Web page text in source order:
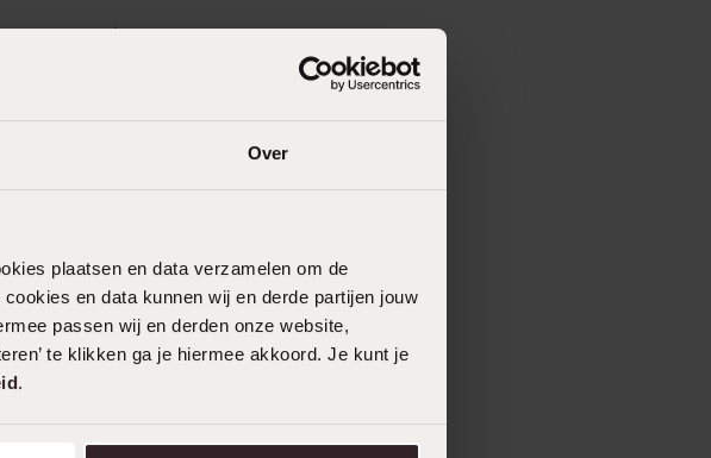
Over
plaatsen en data verzamelen om de
en data kunnen wij en derde partijen jouw
passen wij en derden onze website,
te klikken ga je hiermee akkoord. Je kunt je
.